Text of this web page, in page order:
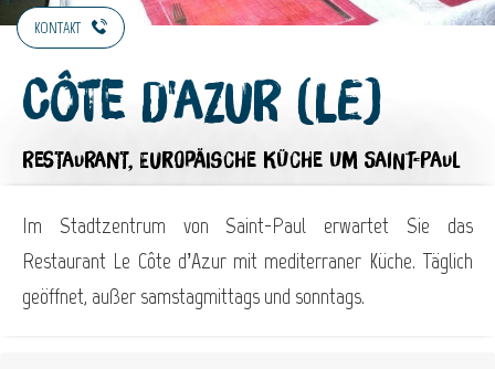
KONTAKT
Côte d'Azur (Le)
RESTAURANT, EUROPÄISCHE KÜCHE UM SAINT-PAUL
Im Stadtzentrum von Saint-Paul erwartet Sie das
Restaurant Le Côte d’Azur mit mediterraner Küche. Täglich
geöffnet, außer samstagmittags und sonntags.